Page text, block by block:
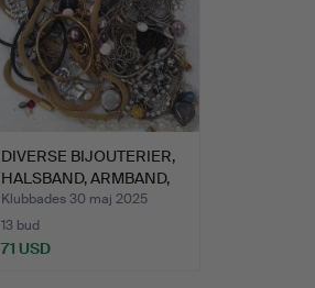
DIVERSE BIJOUTERIER,
HALSBAND, ARMBAND,
HÄ…
Klubbades 30 maj 2025
13 bud
71 USD